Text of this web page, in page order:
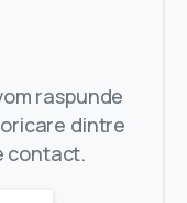
raspunde
dintre
contact.